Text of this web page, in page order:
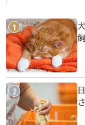
1
2